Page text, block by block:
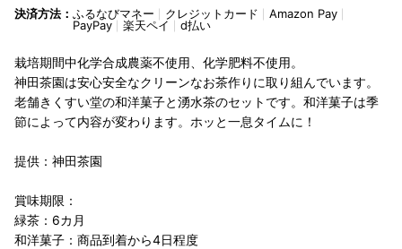
決済方法： ふるなびマネー クレジットカード
Amazon Pay
PayPay
楽天ペイ d払い
栽培期間中化学合成農薬不使用、化学肥料不使用。
神田茶園は安心安全なクリーンなお茶作りに取り組んでいます。
老舗きくすい堂の和洋菓子と湧水茶のセットです。和洋菓子は季
節によって内容が変わります。ホッと一息タイムに！
提供：神田茶園
賞味期限：
緑茶：6カ月
和洋菓子：商品到着から4日程度